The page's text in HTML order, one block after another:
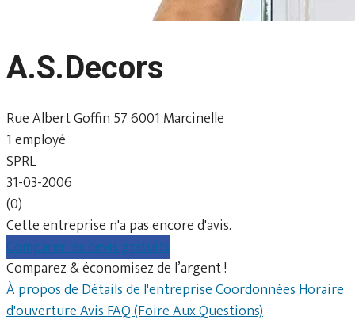
A.S.Decors
Rue Albert Goffin 57 6001 Marcinelle
1 employé
SPRL
31-03-2006
(0)
Cette entreprise n'a pas encore d'avis.
Comparer les devis gratuits
Comparez & économisez de l’argent !
À propos deDétails de l'entrepriseCoordonnéesHoraire
d'ouvertureAvisFAQ (Foire Aux Questions)